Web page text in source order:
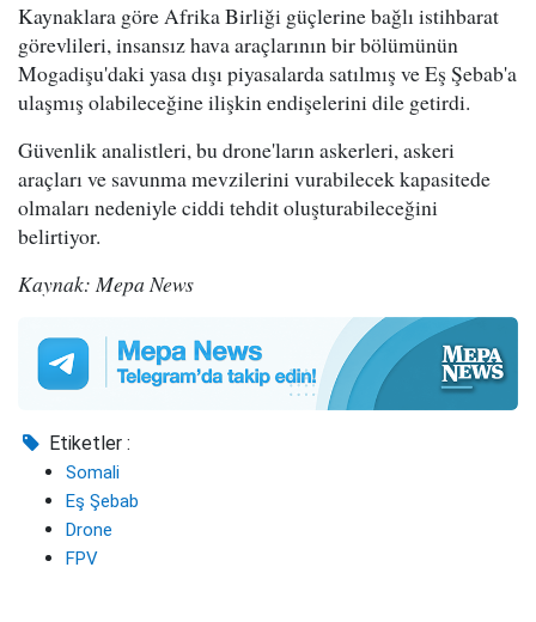
Kaynaklara göre Afrika Birliği güçlerine bağlı istihbarat
görevlileri, insansız hava araçlarının bir bölümünün
Mogadişu'daki yasa dışı piyasalarda satılmış ve Eş Şebab'a
ulaşmış olabileceğine ilişkin endişelerini dile getirdi.
Güvenlik analistleri, bu drone'ların askerleri, askeri
araçları ve savunma mevzilerini vurabilecek kapasitede
olmaları nedeniyle ciddi tehdit oluşturabileceğini
belirtiyor.
Kaynak: Mepa News
Etiketler :
Somali
Eş Şebab
Drone
FPV